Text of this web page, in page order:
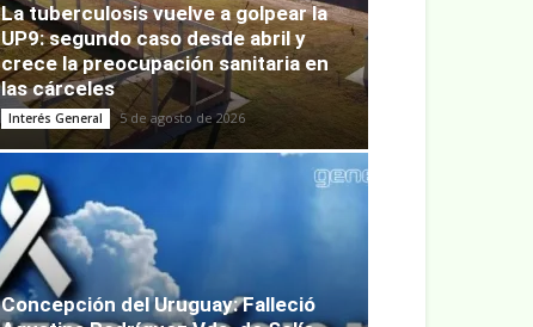
La tuberculosis vuelve a golpear la
UP9: segundo caso desde abril y
crece la preocupación sanitaria en
las cárceles
Interés General 5 de agosto de 2026
Concepción del Uruguay: Falleció